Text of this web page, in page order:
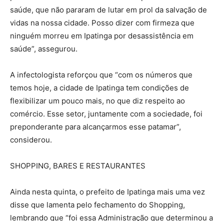
saúde, que não pararam de lutar em prol da salvação de
vidas na nossa cidade. Posso dizer com firmeza que
ninguém morreu em Ipatinga por desassistência em
saúde”, assegurou.
A infectologista reforçou que “com os números que
temos hoje, a cidade de Ipatinga tem condições de
flexibilizar um pouco mais, no que diz respeito ao
comércio. Esse setor, juntamente com a sociedade, foi
preponderante para alcançarmos esse patamar”,
considerou.
SHOPPING, BARES E RESTAURANTES
Ainda nesta quinta, o prefeito de Ipatinga mais uma vez
disse que lamenta pelo fechamento do Shopping,
lembrando que “foi essa Administração que determinou a